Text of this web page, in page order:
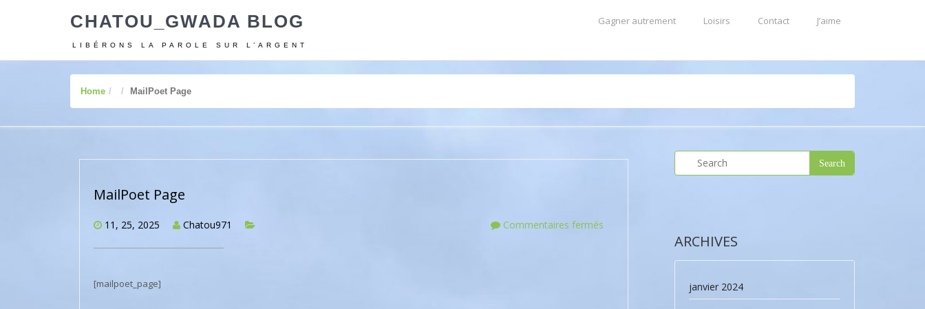
CHATOU_GWADA BLOG
LIBÉRONS LA PAROLE SUR L’ARGENT
Gagner autrement Loisirs Contact J’aime
Home MailPoet Page
MailPoet Page
11, 25, 2025 Chatou971 Commentaires fermés
[mailpoet_page]
ARCHIVES
janvier 2024